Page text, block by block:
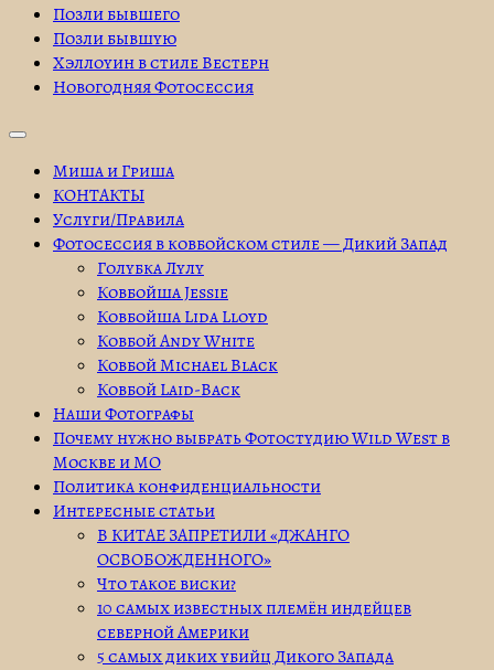
Позли бывшего
Позли бывшую
Хэллоуин в стиле Вестерн
Новогодняя Фотосессия
Миша и Гриша
КОНТАКТЫ
Услуги/Правила
Фотосессия в ковбойском стиле — Дикий Запад
Голубка Лулу
Ковбойша Jessie
Ковбойша Lida Lloyd
Ковбой Andy White
Ковбой Michael Black
Ковбой Laid-Back
Наши Фотографы
Почему нужно выбрать Фотостудию Wild West в
Москве и МО
Политика конфиденциальности
Интересные статьи
В КИТАЕ ЗАПРЕТИЛИ «ДЖАНГО
ОСВОБОЖДЕННОГО»
Что такое виски?
10 самых известных племён индейцев
северной Америки
5 самых диких убийц Дикого Запада